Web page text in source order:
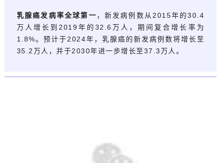
乳腺癌发病率全球第一 ，新发病例数从2015年的30.4
万人增长到2019年的32.6万人，期间复合增长率为
1.8%。预计于2024年，乳腺癌的新发病例数将增长至
35.2万人，并于2030年进一步增长至37.3万人。